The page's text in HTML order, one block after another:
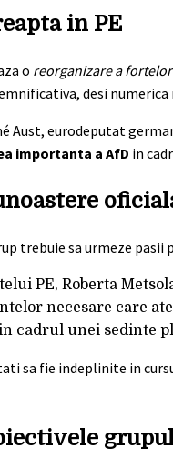
in PE
o reorganizare a
desi
Aust, eurodeputat
importanta a AfD in
trebuie sa urmeze
PE, Roberta
necesare care
cadrul unei sedinte
sa fie indeplinite in